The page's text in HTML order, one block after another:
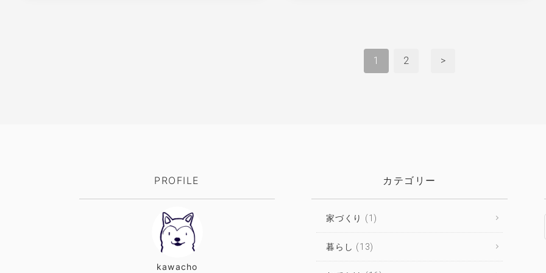
1 2 >
PROFILE
kawacho
カテゴリー
家づくり (1)
暮らし (13)